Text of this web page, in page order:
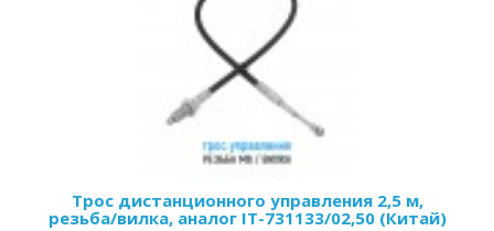
Трос дистанционного управления 2,5 м,
резьба/вилка, аналог IT-731133/02,50 (Китай)